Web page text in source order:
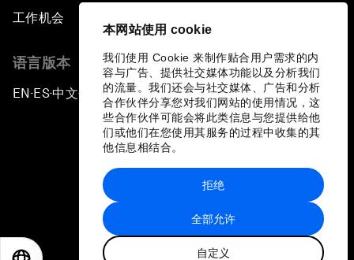
本网站使用 cookie
我们使用 Cookie 来制作贴合用户需求的内
容与广告、提供社交媒体功能以及分析我们
的流量。我们还会与社交媒体、广告和分析
合作伙伴分享您对我们网站的使用情况，这
些合作伙伴可能会将此类信息与您提供给他
们或他们在您使用其服务的过程中收集的其
他信息相结合。
全部允许
自定义
拒绝
工作机会
语言版本
EN ▪ES▪中文▪ 日本語
站点地图